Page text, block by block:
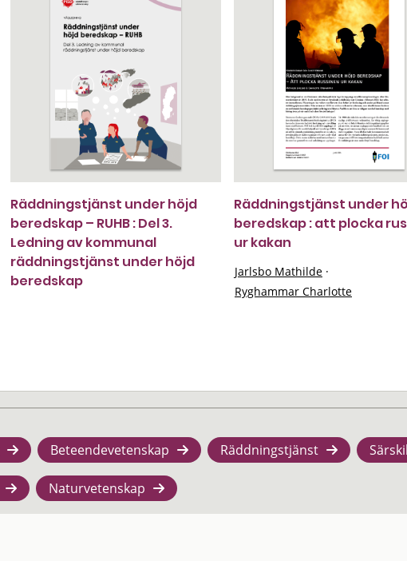
Räddningstjänst under höjd
beredskap – RUHB : Del 3.
Ledning av kommunal
räddningstjänst under höjd
beredskap
Räddningstjänst under
beredskap : att plocka
ur kakan
Jarlsbo Mathilde ·
Ryghammar Charlotte
Beteendevetenskap Räddningstjänst
Naturvetenskap